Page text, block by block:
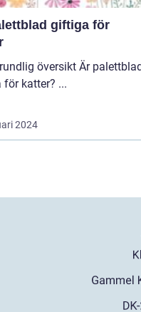
giftiga för
översikt Är palettblad
giftiga för katter? ...
2024